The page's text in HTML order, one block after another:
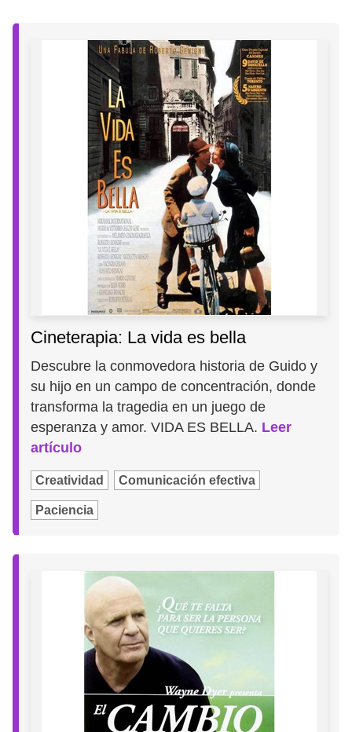
Cineterapia: La vida es bella
Descubre la conmovedora historia de Guido y
su hijo en un campo de concentración, donde
transforma la tragedia en un juego de
esperanza y amor. VIDA ES BELLA. Leer
artículo
Creatividad Comunicación efectiva
Paciencia